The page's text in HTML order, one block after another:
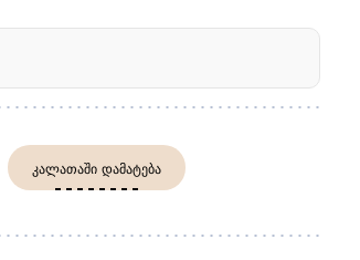
ᲙᲐᲚᲐᲗᲐᲨᲘ ᲓᲐᲛᲐᲢᲔᲑᲐ